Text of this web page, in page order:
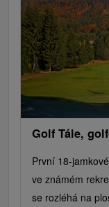
Vodopády
Drevené
Túry a turistické
Plte, rafting, splavy
Golfové ihriská
Vínne cesty
Golf Tále,
První 18-
ve známém
se rozléhá na